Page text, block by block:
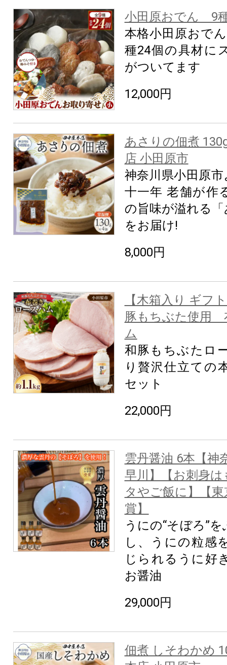
小田原おでん 9
本格小田原おで
種24個の具材に
がついてます
12,000円
あさりの佃煮
店 小田原市
神奈川県小田原
十一年 老舗が作
の旨味が溢れる
をお届け!
8,000円
【木箱入り ギフ
豚もちぶた使用
ム
和豚もちぶたロ
り贅沢仕立ての
セット
22,000円
雲丹醤油 6本【神
早川】【お刺身
タやご飯に】【
賞】
うにの“そぼろ”
し、うにの粒感
じられるうに好
お醤油
29,000円
佃煮 しそわかめ